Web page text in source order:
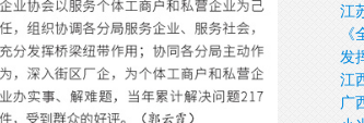
江
价
发
开
江
广